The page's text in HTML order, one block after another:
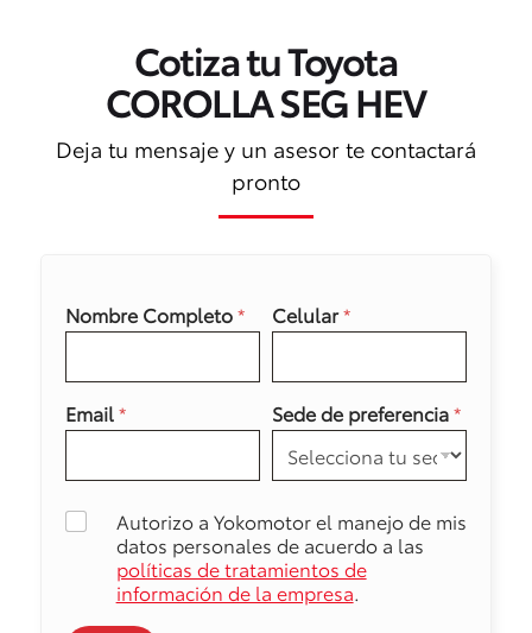
Cotiza tu Toyota
COROLLA SEG HEV
Deja tu mensaje y un asesor te contactará
pronto
Nombre Completo*
Email *
Celular*
Sede de preferencia*
Autorizo a Yokomotor el manejo de mis
datos personales de acuerdo a las
políticas de tratamientos de
información de la empresa